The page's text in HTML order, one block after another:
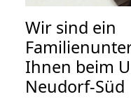
Wir sind ein
Ihnen beim
Neudorf-Süd